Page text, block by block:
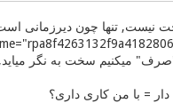
نیست, تنها چون دیرزمانی
میکنیم سخت به نگر
= با من کاری داری؟